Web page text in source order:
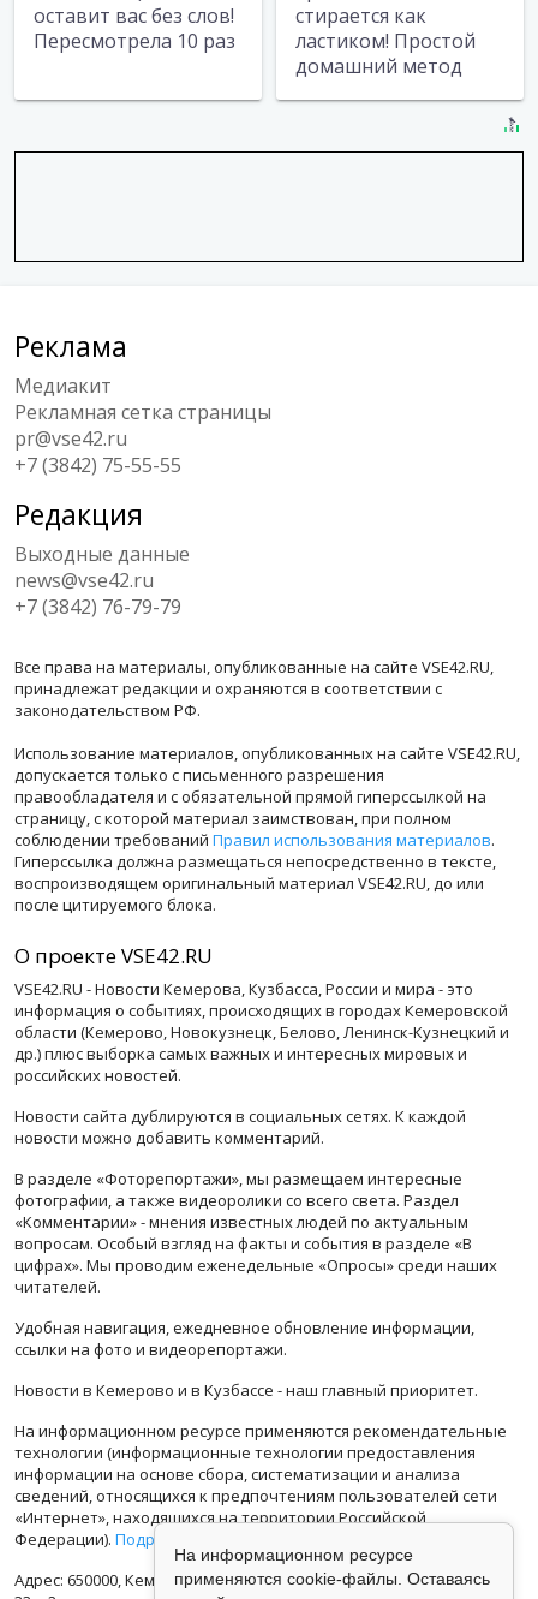
оставит вас без слов!
Пересмотрела 10 раз
стирается как
ластиком! Простой
домашний метод
Реклама
Медиакит
Рекламная сетка страницы
pr@vse42.ru
+7 (3842) 75-55-55
Редакция
Выходные данные
news@vse42.ru
+7 (3842) 76-79-79
Все права на материалы, опубликованные на сайте VSE42.RU,
принадлежат редакции и охраняются в соответствии с
законодательством РФ.
Использование материалов, опубликованных на сайте VSE42.RU,
допускается только с письменного разрешения
правообладателя и с обязательной прямой гиперссылкой на
страницу, с которой материал заимствован, при полном
соблюдении требований Правил использования материалов.
Гиперссылка должна размещаться непосредственно в тексте,
воспроизводящем оригинальный материал VSE42.RU, до или
после цитируемого блока.
О проекте VSE42.RU
VSE42.RU - Новости Кемерова, Кузбасса, России и мира - это
информация о событиях, происходящих в городах Кемеровской
области (Кемерово, Новокузнецк, Белово, Ленинск-Кузнецкий и
др.) плюс выборка самых важных и интересных мировых и
российских новостей.
Новости сайта дублируются в социальных сетях. К каждой
новости можно добавить комментарий.
В разделе «Фоторепортажи», мы размещаем интересные
фотографии, а также видеоролики со всего света. Раздел
«Комментарии» - мнения известных людей по актуальным
вопросам. Особый взгляд на факты и события в разделе «В
цифрах». Мы проводим еженедельные «Опросы» среди наших
читателей.
Удобная навигация, ежедневное обновление информации,
ссылки на фото и видеорепортажи.
Новости в Кемерово и в Кузбассе - наш главный приоритет.
На информационном ресурсе применяются рекомендательные
технологии (информационные технологии предоставления
информации на основе сбора, систематизации и анализа
сведений, относящихся к предпочтениям пользователей сети
«Интернет», находящихся на территории Российской
Федерации). Подробная информация
Адрес: 650000, Кемеровская Область, г.Кемерово, ул.Кузбасская
На информационном ресурсе
применяются cookie-файлы. Оставаясь